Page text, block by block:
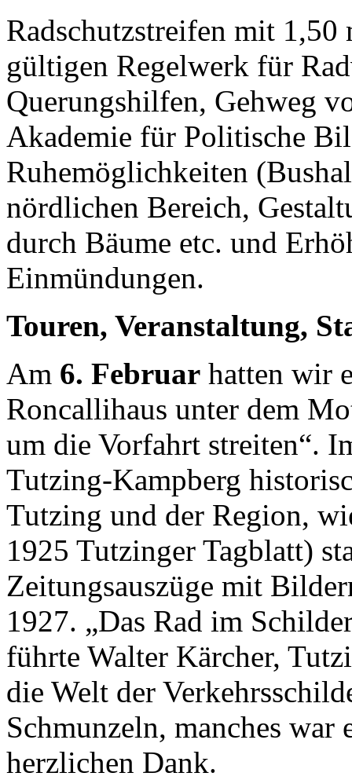
Radschutzstreifen mit 1,50
gültigen Regelwerk für
Querungshilfen, Gehweg
Akademie für Politische
Ruhemöglichkeiten
nördlichen Bereich,
durch Bäume etc. und
Einmündungen.
Touren, Veranstaltung,
Am 6. Februarhatten wir
Roncallihaus unter dem
um die Vorfahrt streiten“.
Tutzing-Kampberg
Tutzing und der Region,
1925 Tutzinger Tagblatt)
Zeitungsauszüge mit
1927. „Das Rad im
führte Walter Kärcher,
die Welt der
Schmunzeln, manches war
herzlichen Dank.